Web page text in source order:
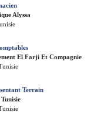
Alyssa
El Farji Et Compagnie
Terrain